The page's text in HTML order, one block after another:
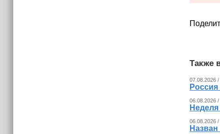
Также
07.08.2026 /
06.08.2026
06.08.2026 /